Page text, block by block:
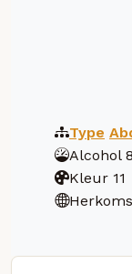
Type
Alcohol 8
Kleur 11